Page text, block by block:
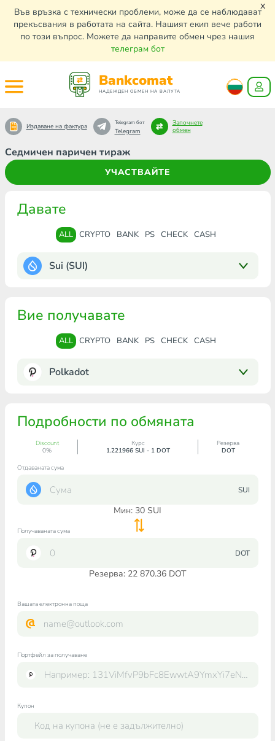
Във връзка с технически проблеми, може да се наблюдават
прекъсвания в работата на сайта. Нашият екип вече работи
по този въпрос. Можете да направите обмен чрез нашия
телеграм бот
x
Bankcomat
НАДЕЖДЕН ОБМЕН НА ВАЛУТА
Седмичен паричен тираж
УЧАСТВАЙТЕ
Издаване на фактура Telegram бот
Telegram
Започнете
обмен
Давате
ALL CRYPTO BANK PS CHECK CASH
Sui (SUI)
Вие получавате
ALL CRYPTO BANK PS CHECK CASH
Polkadot
Подробности по обмяната
Discount
0%
Курс
1.221966 SUI - 1 DOT
Резерва
DOT
Отдаваната сума
SUI
Мин: 30 SUI
Получаваната сума
DOT
Резерва: 22 870.36 DOT
Вашата електронна поща
Портфейл за получаване
Купон